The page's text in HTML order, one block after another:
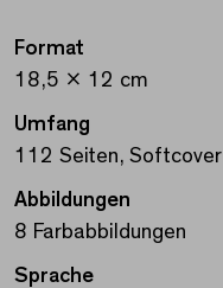
Format
18,5 x 12 cm
Umfang
112 Seiten, Softcover
Abbildungen
8 Farbabbildungen
Sprache